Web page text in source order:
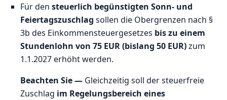
Für densteuerlich begünstigten Sonn- und
Feiertagszuschlag sollen die Obergrenzen nach §
3b des Einkommensteuergesetzes bis zu einem
Stundenlohn von 75 EUR (bislang 50 EUR)zum
1.1.2027 erhöht werden.
Beachten Sie — Gleichzeitig soll der steuerfreie
Zuschlag im Regelungsbereich eines